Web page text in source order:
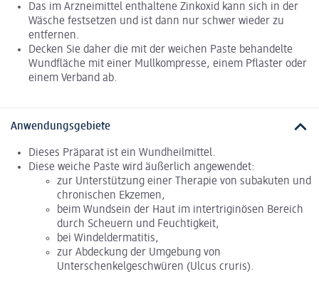
Das im Arzneimittel enthaltene Zinkoxid kann sich in der
Wäsche festsetzen und ist dann nur schwer wieder zu
entfernen.
Decken Sie daher die mit der weichen Paste behandelte
Wundfläche mit einer Mullkompresse, einem Pflaster oder
einem Verband ab.
Anwendungsgebiete
Dieses Präparat ist ein Wundheilmittel.
Diese weiche Paste wird äußerlich angewendet:
zur Unterstützung einer Therapie von subakuten und
chronischen Ekzemen,
beim Wundsein der Haut im intertriginösen Bereich
durch Scheuern und Feuchtigkeit,
bei Windeldermatitis,
zur Abdeckung der Umgebung von
Unterschenkelgeschwüren (Ulcus cruris).